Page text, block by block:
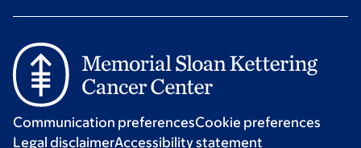
Communication preferencesCookie preferences
Legal disclaimerAccessibility statement